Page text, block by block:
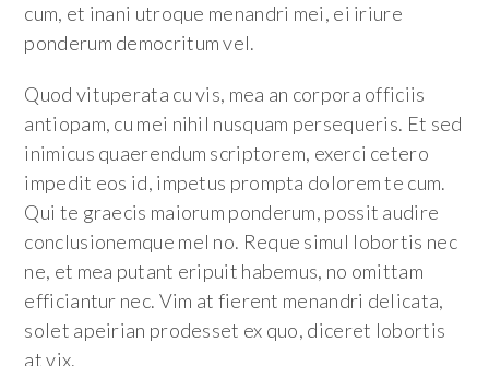
cum, et inani utroque menandri mei, ei iriure
ponderum democritum vel.
Quod vituperata cu vis, mea an corpora officiis
antiopam, cu mei nihil nusquam persequeris. Et sed
inimicus quaerendum scriptorem, exerci cetero
impedit eos id, impetus prompta dolorem te cum.
Qui te graecis maiorum ponderum, possit audire
conclusionemque mel no. Reque simul lobortis nec
ne, et mea putant eripuit habemus, no omittam
efficiantur nec. Vim at fierent menandri delicata,
solet apeirian prodesset ex quo, diceret lobortis
at vix.